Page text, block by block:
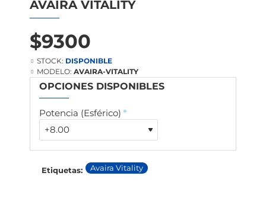
AVAIRA VITALITY
$9300
STOCK: DISPONIBLE
MODELO: AVAIRA-VITALITY
OPCIONES DISPONIBLES
Potencia (Esférico)
Etiquetas: Avaira Vitality